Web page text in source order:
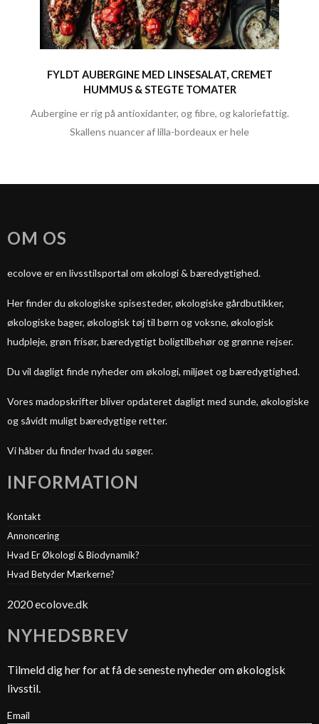
FYLDT AUBERGINE MED LINSESALAT, CREMET
HUMMUS & STEGTE TOMATER
Aubergine er rig på antioxidanter, og fibre, og kaloriefattig.
Skallens nuancer af lilla-bordeaux er hele
OM OS
ecolove er en livsstilsportal om økologi & bæredygtighed.
Her finder du økologiske spisesteder, økologiske gårdbutikker,
økologiske bager, økologisk tøj til børn og voksne, økologisk
hudpleje, grøn frisør, bæredygtigt boligtilbehør og grønne rejser.
Du vil dagligt finde nyheder om økologi, miljøet og bæredygtighed.
Vores madopskrifter bliver opdateret dagligt med sunde, økologiske
og såvidt muligt bæredygtige retter.
Vi håber du finder hvad du søger.
INFORMATION
Kontakt
Annoncering
Hvad Er Økologi & Biodynamik?
Hvad Betyder Mærkerne?
2020 ecolove.dk
NYHEDSBREV
Tilmeld dig her for at få de seneste nyheder om økologisk
livsstil.
Email